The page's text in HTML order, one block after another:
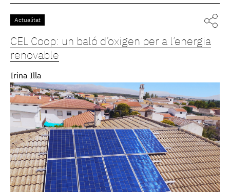
Actualitat
CEL Coop: un baló d’oxigen per a l’energia
renovable
Irina Illa